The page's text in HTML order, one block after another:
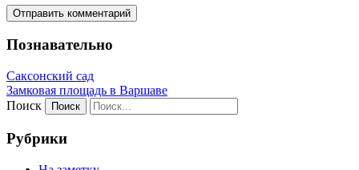
Познавательно
Саксонский сад
Замковая площадь в Варшаве
Поиск
Рубрики